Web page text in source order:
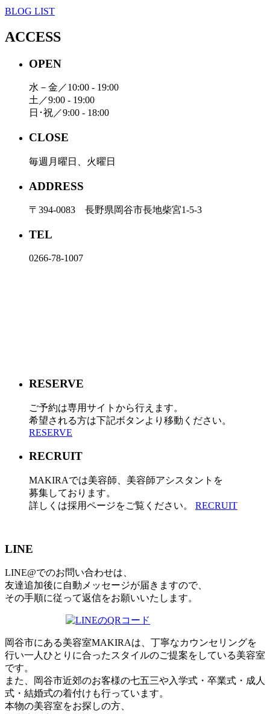
BLOG LIST
ACCESS
OPEN
水－金／10:00 - 19:00
土／9:00 - 19:00
日･祝／9:00 - 18:00
CLOSE
毎週月曜日、火曜日
ADDRESS
〒394-0083 長野県岡谷市長地柴宮1-5-3
TEL
0266-78-1007
RESERVE
ご予約は専用サイトから行えます。
希望される方は下記ボタンより移動ください。
RESERVE
RECRUIT
MAKIRAでは美容師、美容師アシスタントを
募集しております。
詳しくは採用ページをご覧ください。 RECRUIT
LINE
LINE@でのお問い合わせは、
友達追加後に自動メッセージが届きますので、
その手順に従って返信をお願いいたします。
岡谷市にある美容室MAKIRAは、丁寧なカウンセリングを
行い一人ひとりに合ったスタイルのご提案をしている美容室
です。
また、岡谷市近郊のお客様の七五三や入学式・卒業式・成人
式・結婚式の着付けも行っています。
本物の美容室をお探しの方、